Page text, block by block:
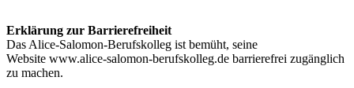
Erklärung zur Barrierefreiheit
Das Alice-Salomon-Berufskolleg ist bemüht, seine
Website www.alice-salomon-berufskolleg.de barrierefrei zugänglich
zu machen.